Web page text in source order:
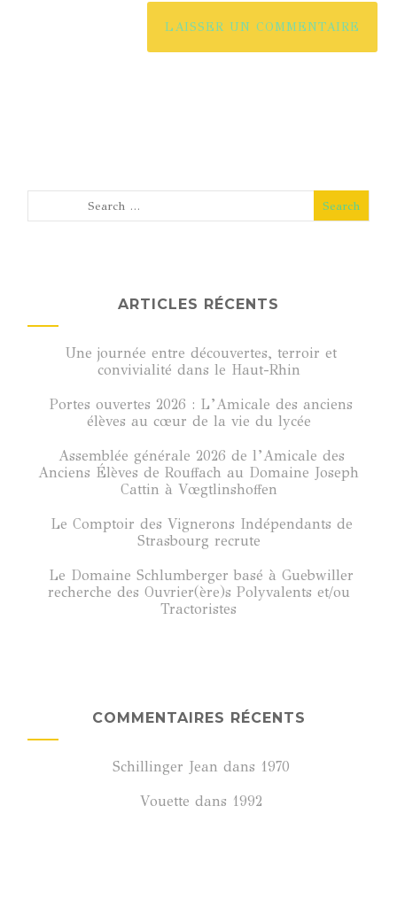
ARTICLES RÉCENTS
Une journée entre découvertes, terroir et
convivialité dans le Haut-Rhin
Portes ouvertes 2026 : L’Amicale des anciens
élèves au cœur de la vie du lycée
Assemblée générale 2026 de l’Amicale des
Anciens Élèves de Rouffach au Domaine Joseph
Cattin à Vœgtlinshoffen
Le Comptoir des Vignerons Indépendants de
Strasbourg recrute
Le Domaine Schlumberger basé à Guebwiller
recherche des Ouvrier(ère)s Polyvalents et/ou
Tractoristes
COMMENTAIRES RÉCENTS
Schillinger Jean dans 1970
Vouette dans 1992